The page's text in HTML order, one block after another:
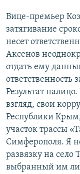
Вице-премьер
затягивание
несет
Аксенов
отдать ему
ответственность
Результат
взгляд, свои
Республики
участок трассы
Симферополя. Я
развязку на село
выбранный им